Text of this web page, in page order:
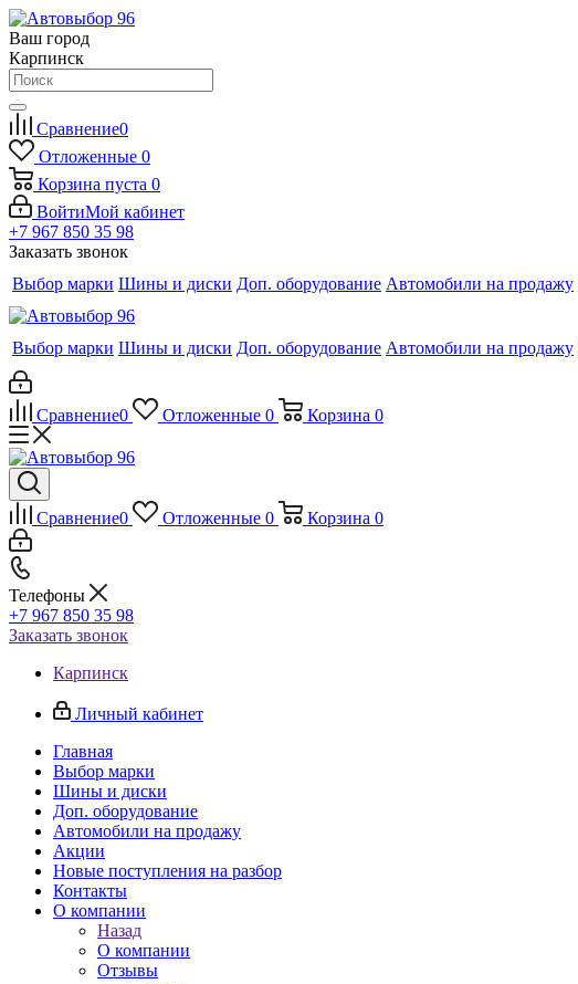
Ваш город
Карпинск
Сравнение0
Отложенные 0
Корзина пуста 0
ВойтиМой кабинет
+7 967 850 35 98
Заказать звонок
Выбор марки Шины и диски Доп. оборудование Автомобили на продажу
Выбор марки Шины и диски Доп. оборудование Автомобили на продажу
Сравнение0 Отложенные 0 Корзина 0
Сравнение0 Отложенные 0 Корзина 0
Телефоны
+7 967 850 35 98
Заказать звонок
Карпинск
Личный кабинет
Главная
Выбор марки
Шины и диски
Доп. оборудование
Автомобили на продажу
Акции
Новые поступления на разбор
Контакты
О компании
Назад
О компании
Отзывы